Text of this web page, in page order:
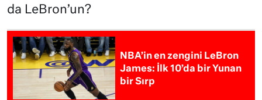
da LeBron’un?
NBA’in en zengini LeBron
James: İlk 10’da bir Yunan
bir Sırp